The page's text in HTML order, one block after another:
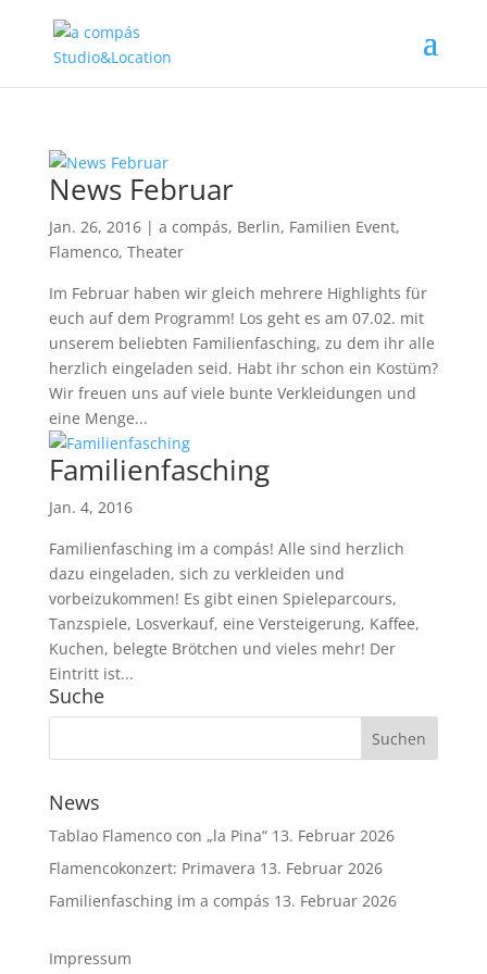
News Februar
Jan. 26, 2016| a compás, Berlin, Familien Event,
Flamenco, Theater
Im Februar haben wir gleich mehrere Highlights für
euch auf dem Programm! Los geht es am 07.02. mit
unserem beliebten Familienfasching, zu dem ihr alle
herzlich eingeladen seid. Habt ihr schon ein Kostüm?
Wir freuen uns auf viele bunte Verkleidungen und
eine Menge...
Familienfasching
Jan. 4, 2016
Familienfasching im a compás! Alle sind herzlich
dazu eingeladen, sich zu verkleiden und
vorbeizukommen! Es gibt einen Spieleparcours,
Tanzspiele, Losverkauf, eine Versteigerung, Kaffee,
Kuchen, belegte Brötchen und vieles mehr! Der
Eintritt ist...
Suche
News
Tablao Flamenco con „la Pina“ 13. Februar 2026
Flamencokonzert: Primavera 13. Februar 2026
Familienfasching im a compás 13. Februar 2026
Impressum